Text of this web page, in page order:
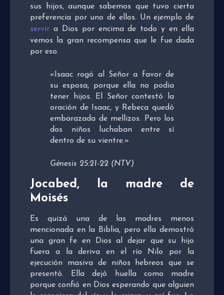
sus hijos, aunque sabemos que tuvo cierta
preferencia por uno de ellos. Un ejemplo de
servir a Dios por encima de todo y en ella
vemos la gran recompensa que le fue dada
por eso.
«Isaac rogó al Señor a favor de
su esposa, porque ella no podía
tener hijos. El Señor contestó la
oración de Isaac, y Rebeca quedó
embarazada de mellizos. Pero los
dos niños luchaban entre sí
dentro de su vientre.»
Génesis 25:21-22 (NTV)
Jocabed, la madre de
Moisés
Es quizá una de las madres menos
mencionada en la Biblia, pero ella demostró
una gran fe en Dios al dejar que su hijo
fuera a la deriva en el río Nilo por la
ejecución masiva de niños hebreos que se
presentó. Ella dejó huella como madre
porque confió en Dios esperando que alguien